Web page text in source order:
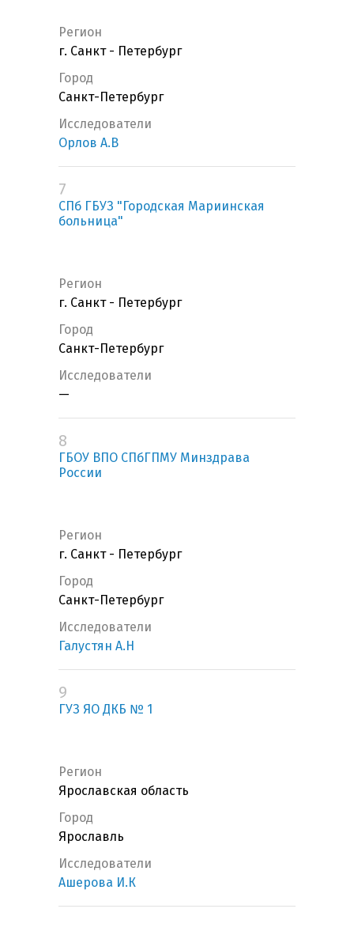
Регион
г. Санкт - Петербург
Город
Санкт-Петербург
Исследователи
Орлов А.В
7
СПб ГБУЗ "Городская Мариинская
больница"
Регион
г. Санкт - Петербург
Город
Санкт-Петербург
Исследователи
—
8
ГБОУ ВПО СПбГПМУ Минздрава
России
Регион
г. Санкт - Петербург
Город
Санкт-Петербург
Исследователи
Галустян А.Н
9
ГУЗ ЯО ДКБ № 1
Регион
Ярославская область
Город
Ярославль
Исследователи
Ашерова И.К